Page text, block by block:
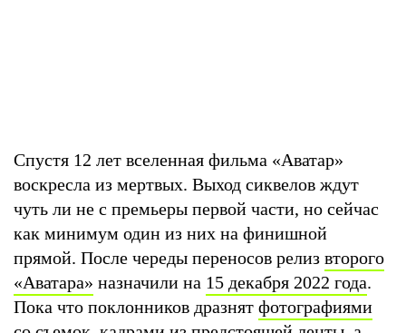
Спустя 12 лет вселенная фильма «Аватар»
воскресла из мертвых. Выход сиквелов ждут
чуть ли не с премьеры первой части, но сейчас
как минимум один из них на финишной
прямой. После череды переносов релиз второго
«Аватара» назначили на 15 декабря 2022 года.
Пока что поклонников дразнят фотографиями